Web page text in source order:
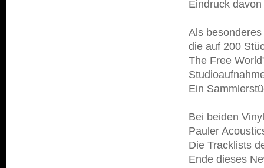
Eindruck
Als
die auf 200
The Free
Ein
Bei beiden
Pauler
Die Tracklists
Ende dieses